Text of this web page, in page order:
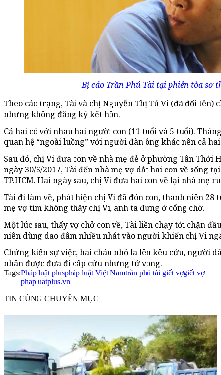
Bị cáo Trần Phú Tài tại phiên tòa sơ
Theo cáo trạng, Tài và chị Nguyễn Thị Tú Vi (đã đổi tên)
nhưng không đăng ký kết hôn.
Cả hai có với nhau hai người con (11 tuổi và 5 tuổi).
quan hệ “ngoài luồng” với người đàn ông khác nên cả
Sau đó, chị Vi đưa con về nhà mẹ đẻ ở phường Tân Thới
ngày 30/6/2017, Tài đến nhà mẹ vợ dắt hai con về sống
TP.HCM. Hai ngày sau, chị Vi đưa hai con về lại nhà mẹ
Tài đi làm về, phát hiện chị Vi đã đón con, thanh niên 28
mẹ vợ tìm không thấy chị Vi, anh ta đứng ở cổng chờ.
Một lúc sau, thấy vợ chở con về, Tài liền chạy tới chặn
niên dùng dao đâm nhiều nhát vào người khiến chị Vi
Chứng kiến sự việc, hai cháu nhỏ la lên kêu cứu, người
nhân được đưa đi cấp cứu nhưng tử vong.
Tags:Pháp luật pluspháp luật Việt Namtrần phú tài giết vợgiết vợ
phapluatplus.vn
TIN CÙNG CHUYÊN MỤC